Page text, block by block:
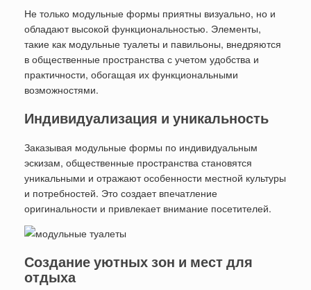
Не только модульные формы приятны визуально, но и
обладают высокой функциональностью. Элементы,
такие как модульные туалеты и павильоны, внедряются
в общественные пространства с учетом удобства и
практичности, обогащая их функциональными
возможностями.
Индивидуализация и уникальность
Заказывая модульные формы по индивидуальным
эскизам, общественные пространства становятся
уникальными и отражают особенности местной культуры
и потребностей. Это создает впечатление
оригинальности и привлекает внимание посетителей.
Создание уютных зон и мест для
отдыха